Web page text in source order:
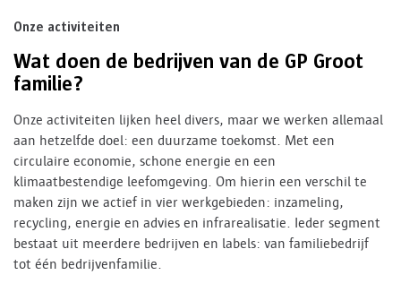
Onze activiteiten
Wat doen de bedrijven van de GP Groot
familie?
Onze activiteiten lijken heel divers, maar we werken allemaal
aan hetzelfde doel: een duurzame toekomst. Met een
circulaire economie, schone energie en een
klimaatbestendige leefomgeving. Om hierin een verschil te
maken zijn we actief in vier werkgebieden: inzameling,
recycling, energie en advies en infrarealisatie. Ieder segment
bestaat uit meerdere bedrijven en labels: van familiebedrijf
tot één bedrijvenfamilie.